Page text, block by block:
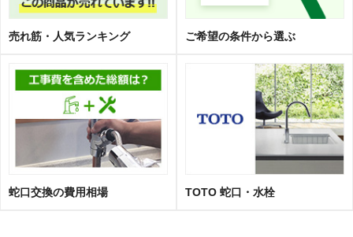
売れ筋・人気ランキング ご希望の条件から選ぶ
蛇口交換の費用相場 TOTO 蛇口・水栓